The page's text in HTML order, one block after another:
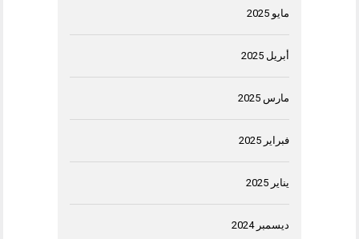
مايو 2025
أبريل 2025
مارس 2025
فبراير 2025
يناير 2025
ديسمبر 2024